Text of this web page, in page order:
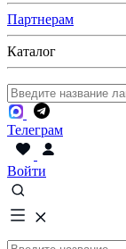
Партнерам
Каталог
Телеграм
Войти